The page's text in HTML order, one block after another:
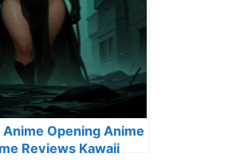
Opening Anime
Reviews Kawaii